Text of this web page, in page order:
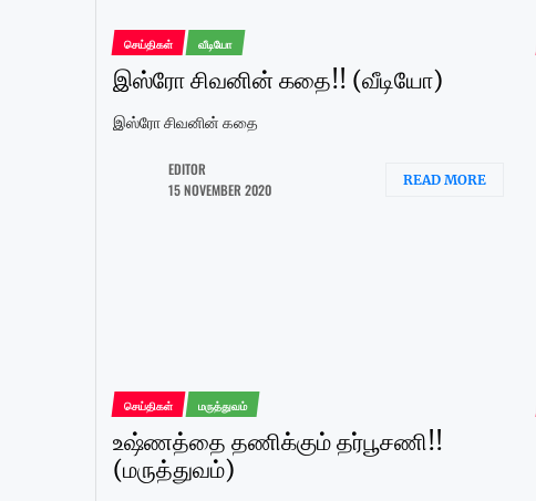
செய்திகள் வீடியோ
இஸ்ரோ சிவனின் கதை!! (வீடியோ)
இஸ்ரோ சிவனின் கதை
EDITOR
15 NOVEMBER 2020
READ MORE
செய்திகள் மருத்துவம்
உஷ்ணத்தை தணிக்கும் தர்பூசணி!!
(மருத்துவம்)